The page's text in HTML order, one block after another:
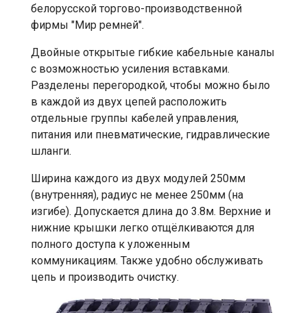
белорусской торгово-производственной
фирмы "Мир ремней".
Двойные открытые гибкие кабельные каналы
с возможностью усиления вставками.
Разделены перегородкой, чтобы можно было
в каждой из двух цепей расположить
отдельные группы кабелей управления,
питания или пневматические, гидравлические
шланги.
Ширина каждого из двух модулей 250мм
(внутренняя), радиус не менее 250мм (на
изгибе). Допускается длина до 3.8м. Верхние и
нижние крышки легко отщёлкиваются для
полного доступа к уложенным
коммуникациям. Также удобно обслуживать
цепь и производить очистку.